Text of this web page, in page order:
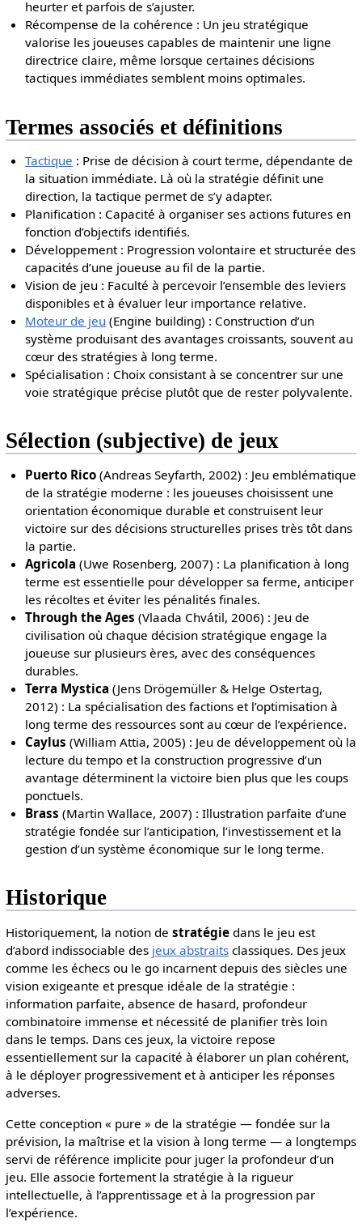
heurter et parfois de s’ajuster.
Récompense de la cohérence : Un jeu stratégique
valorise les joueuses capables de maintenir une ligne
directrice claire, même lorsque certaines décisions
tactiques immédiates semblent moins optimales.
Termes associés et définitions
Tactique : Prise de décision à court terme, dépendante de
la situation immédiate. Là où la stratégie définit une
direction, la tactique permet de s’y adapter.
Planification : Capacité à organiser ses actions futures en
fonction d’objectifs identifiés.
Développement : Progression volontaire et structurée des
capacités d’une joueuse au fil de la partie.
Vision de jeu : Faculté à percevoir l’ensemble des leviers
disponibles et à évaluer leur importance relative.
Moteur de jeu (Engine building) : Construction d’un
système produisant des avantages croissants, souvent au
cœur des stratégies à long terme.
Spécialisation : Choix consistant à se concentrer sur une
voie stratégique précise plutôt que de rester polyvalente.
Sélection (subjective) de jeux
Puerto Rico (Andreas Seyfarth, 2002) : Jeu emblématique
de la stratégie moderne : les joueuses choisissent une
orientation économique durable et construisent leur
victoire sur des décisions structurelles prises très tôt dans
la partie.
Agricola (Uwe Rosenberg, 2007) : La planification à long
terme est essentielle pour développer sa ferme, anticiper
les récoltes et éviter les pénalités finales.
Through the Ages (Vlaada Chvátil, 2006) : Jeu de
civilisation où chaque décision stratégique engage la
joueuse sur plusieurs ères, avec des conséquences
durables.
Terra Mystica (Jens Drögemüller & Helge Ostertag,
2012) : La spécialisation des factions et l’optimisation à
long terme des ressources sont au cœur de l’expérience.
Caylus (William Attia, 2005) : Jeu de développement où la
lecture du tempo et la construction progressive d’un
avantage déterminent la victoire bien plus que les coups
ponctuels.
Brass (Martin Wallace, 2007) : Illustration parfaite d’une
stratégie fondée sur l’anticipation, l’investissement et la
gestion d’un système économique sur le long terme.
Historique
Historiquement, la notion de stratégiedans le jeu est
d’abord indissociable des jeux abstraitsclassiques. Des jeux
comme les échecs ou le go incarnent depuis des siècles une
vision exigeante et presque idéale de la stratégie :
information parfaite, absence de hasard, profondeur
combinatoire immense et nécessité de planifier très loin
dans le temps. Dans ces jeux, la victoire repose
essentiellement sur la capacité à élaborer un plan cohérent,
à le déployer progressivement et à anticiper les réponses
adverses.
Cette conception « pure » de la stratégie — fondée sur la
prévision, la maîtrise et la vision à long terme — a longtemps
servi de référence implicite pour juger la profondeur d’un
jeu. Elle associe fortement la stratégie à la rigueur
intellectuelle, à l’apprentissage et à la progression par
l’expérience.